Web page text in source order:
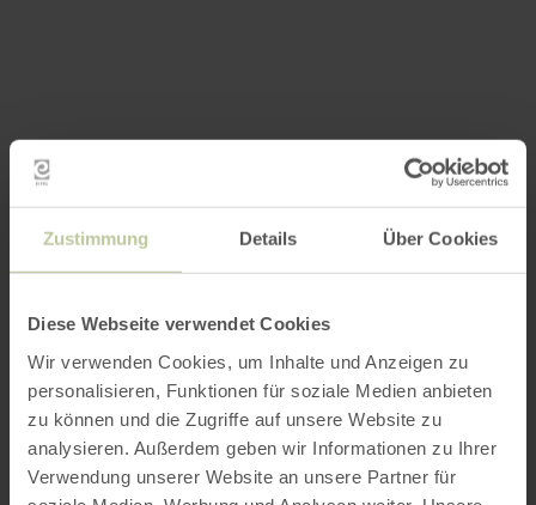
Zustimmung Details Über Cookies
Diese Webseite verwendet Cookies
Wir verwenden Cookies, um Inhalte und Anzeigen zu
personalisieren, Funktionen für soziale Medien anbieten
zu können und die Zugriffe auf unsere Website zu
analysieren. Außerdem geben wir Informationen zu Ihrer
Verwendung unserer Website an unsere Partner für